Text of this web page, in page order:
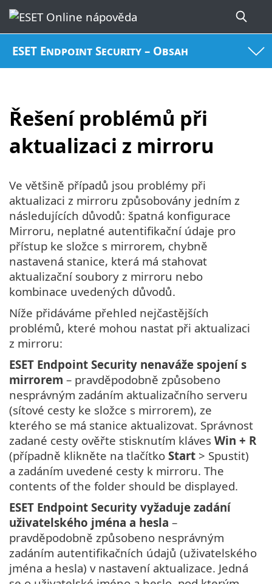
ESET Endpoint Security – Obsah
Řešení problémů při
aktualizaci z mirroru
Ve většině případů jsou problémy při
aktualizaci z mirroru způsobovány jedním z
následujících důvodů: špatná konfigurace
Mirroru, neplatné autentifikační údaje pro
přístup ke složce s mirrorem, chybně
nastavená stanice, která má stahovat
aktualizační soubory z mirroru nebo
kombinace uvedených důvodů.
Níže přidáváme přehled nejčastějších
problémů, které mohou nastat při aktualizaci
z mirroru:
ESET Endpoint Security nenaváže spojení s
mirrorem – pravděpodobně způsobeno
nesprávným zadáním aktualizačního serveru
(sítové cesty ke složce s mirrorem), ze
kterého se má stanice aktualizovat. Správnost
zadané cesty ověřte stisknutím kláves Win + R
(případně klikněte na tlačítko Start > Spustit)
a zadáním uvedené cesty k mirroru. The
contents of the folder should be displayed.
ESET Endpoint Security vyžaduje zadání
uživatelského jména a hesla –
pravděpodobně způsobeno nesprávným
zadáním autentifikačních údajů (uživatelského
jména a hesla) v nastavení aktualizace. Jedná